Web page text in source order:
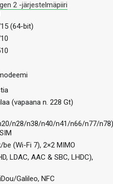
2 -järjestelmäpiiri
(64-bit)
(vapaana n. 228 Gt)
n28/n38/n40/n41/n66/n77/
(Wi-Fi 7), 2×2 MIMO
LDAC, AAC & SBC, LHDC),
Galileo, NFC